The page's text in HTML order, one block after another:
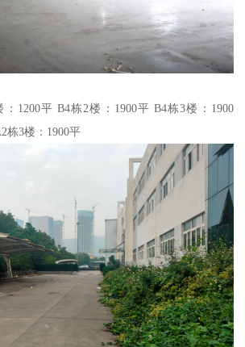
1200平 B4栋2楼：1900平 B4栋3楼：1900
栋3楼：1900平